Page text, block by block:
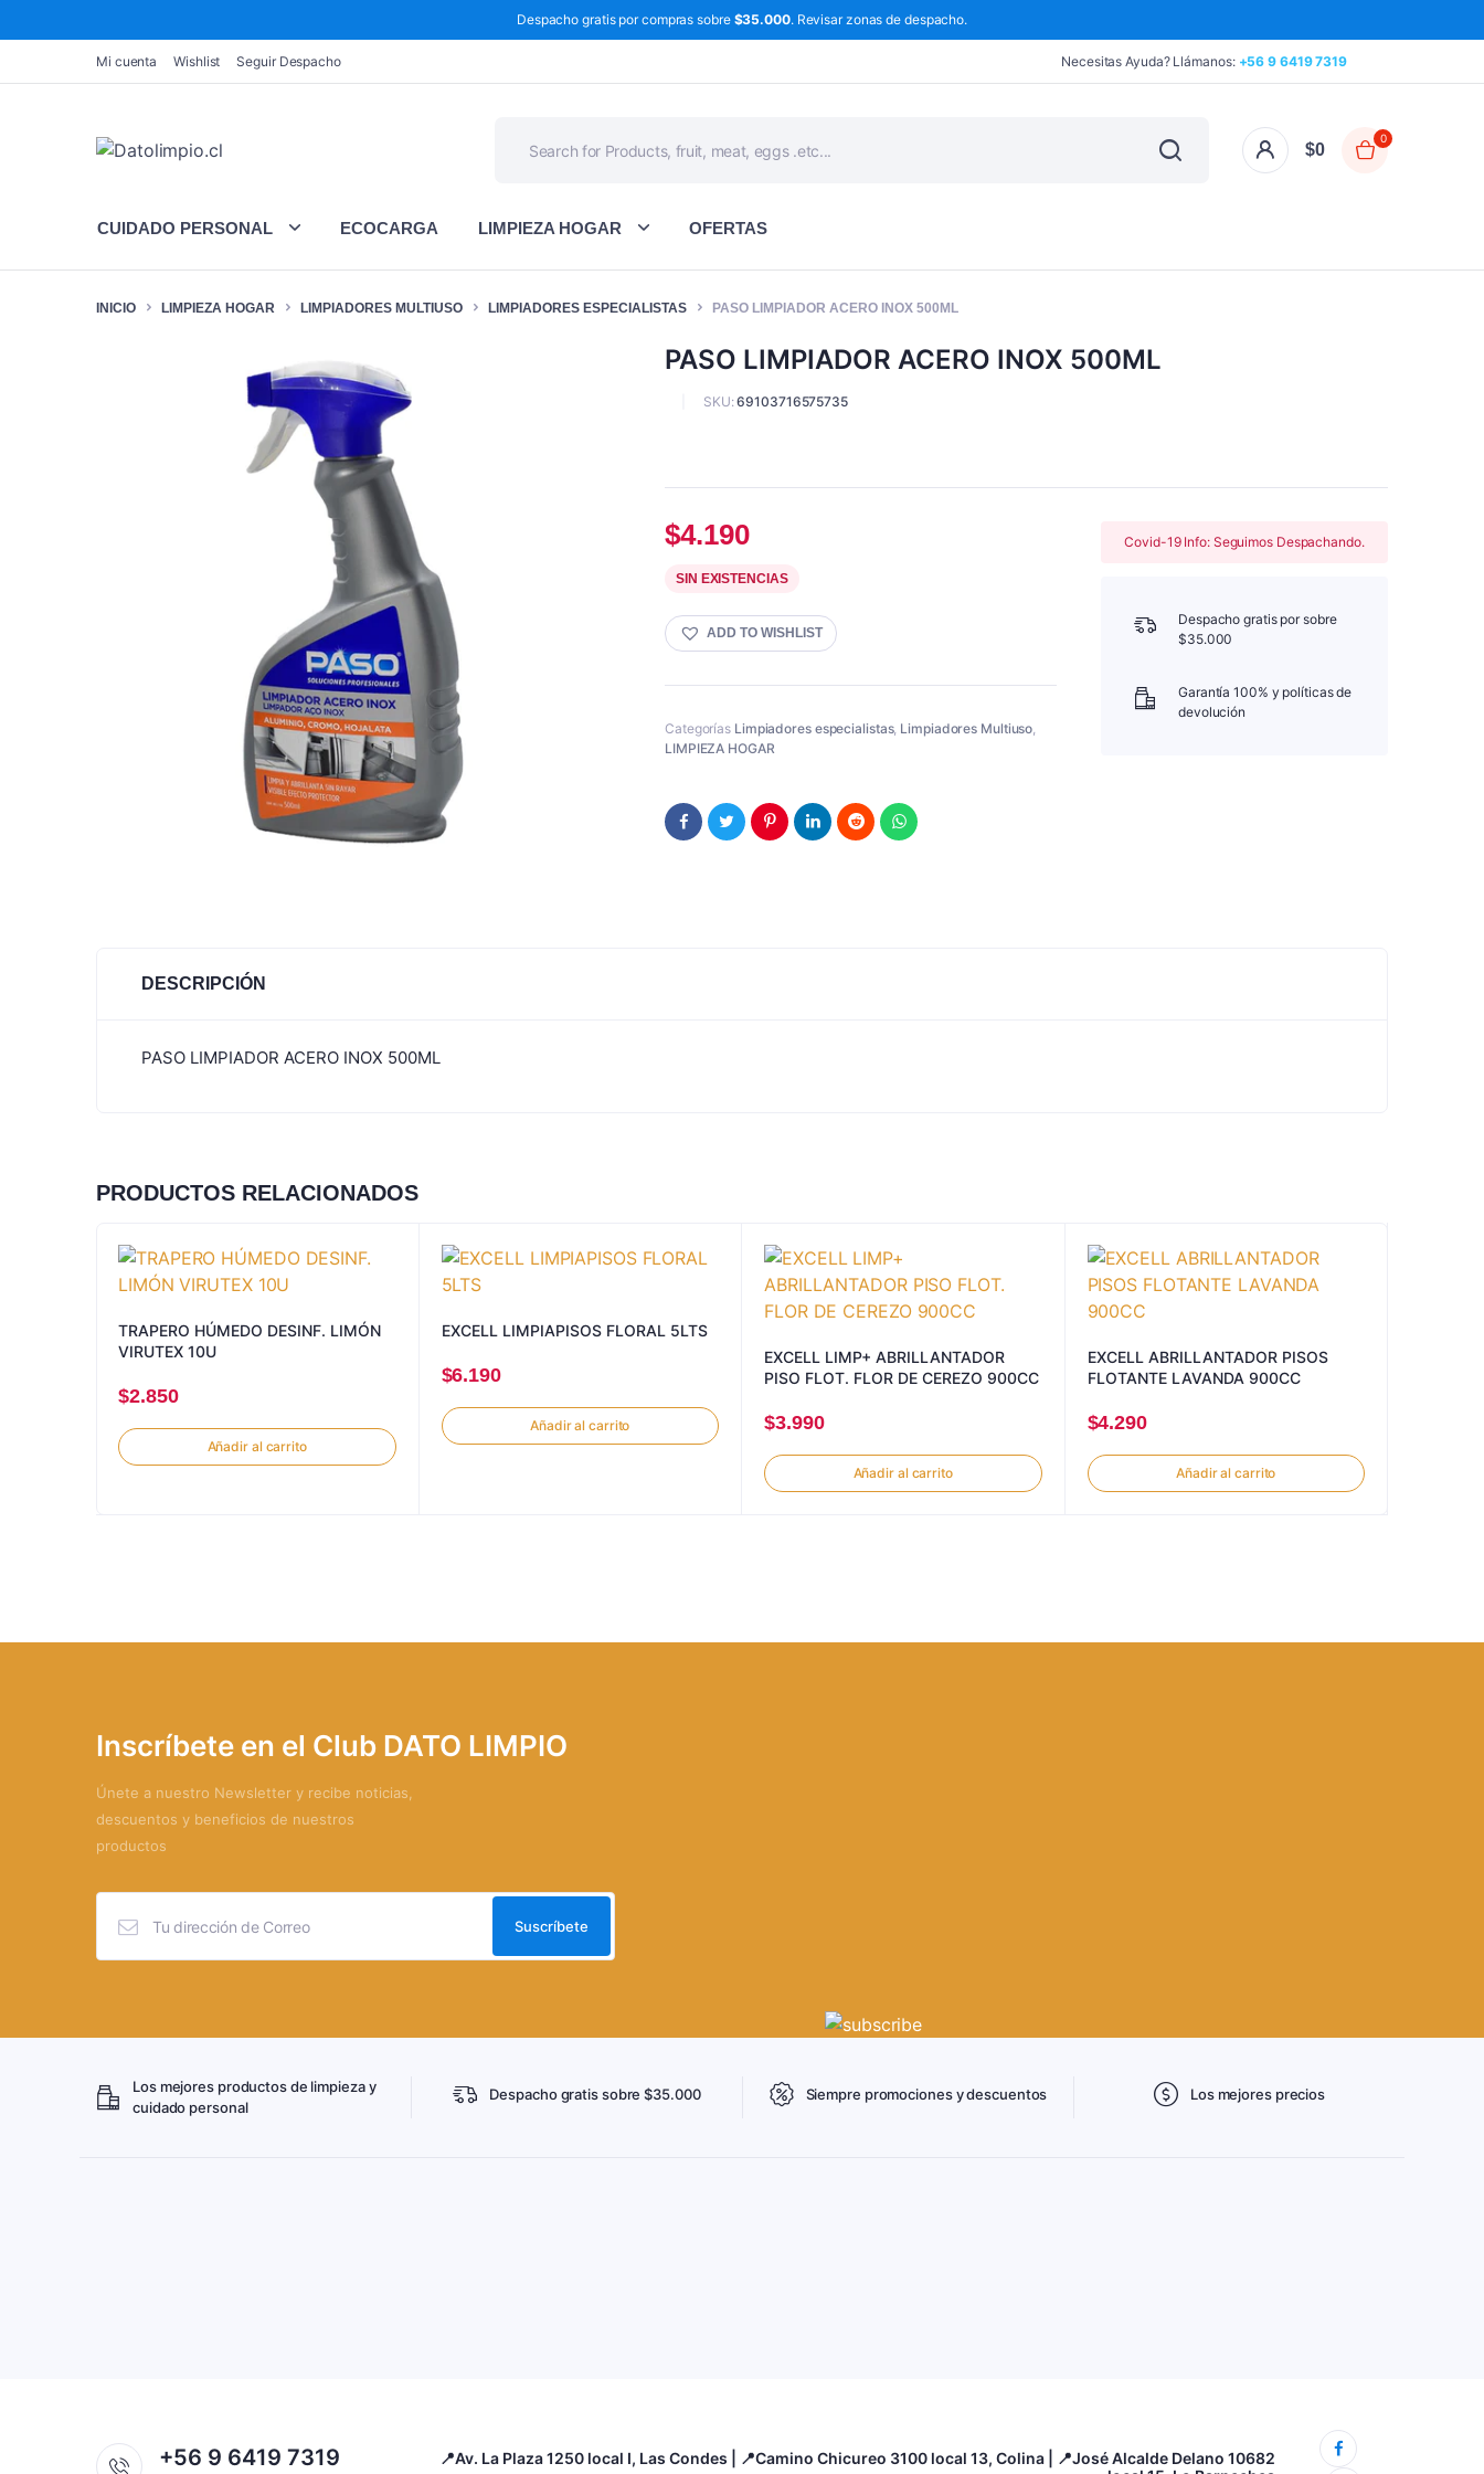
Despacho gratis por compras sobre $35.000. Revisar zonas de despacho.
Mi cuenta Wishlist Seguir Despacho Necesitas Ayuda? Llámanos: +56 9 6419 7319
$0
0
CUIDADO PERSONAL ECOCARGA LIMPIEZA HOGAR OFERTAS
INICIO LIMPIEZA HOGAR LIMPIADORES MULTIUSO LIMPIADORES ESPECIALISTAS PASO LIMPIADOR ACERO INOX 500ML
PASO LIMPIADOR ACERO INOX 500ML
SKU:69103716575735
$4.190
SIN EXISTENCIAS
ADD TO WISHLIST
Categorías Limpiadores especialistas, Limpiadores Multiuso
LIMPIEZA HOGAR
Covid-19 Info: Seguimos Despachando.
Despacho gratis por sobre
$35.000
Garantía 100% y políticas de
devolución
DESCRIPCIÓN
PASO LIMPIADOR ACERO INOX 500ML
PRODUCTOS RELACIONADOS
TRAPERO HÚMEDO DESINF. LIMÓN
VIRUTEX 10U
$2.850
Añadir al carrito
EXCELL LIMPIAPISOS FLORAL 5LTS
$6.190
Añadir al carrito
EXCELL LIMP+ ABRILLANTADOR
PISO FLOT. FLOR DE CEREZO 900CC
$3.990
Añadir al carrito
EXCELL ABRILLANTADOR PISOS
FLOTANTE LAVANDA 900CC
$4.290
Añadir al carrito
Inscríbete en el Club DATO LIMPIO
Únete a nuestro Newsletter y recibe noticias,
descuentos y beneficios de nuestros
productos
Los mejores productos de limpieza y
cuidado personal
Despacho gratis sobre $35.000 Siempre promociones y descuentos Los mejores precios
+56 9 6419 7319
📍Av. La Plaza 1250 local I, Las Condes | 📍Camino Chicureo 3100 local 13, Colina | 📍José Alcalde Delano 10682